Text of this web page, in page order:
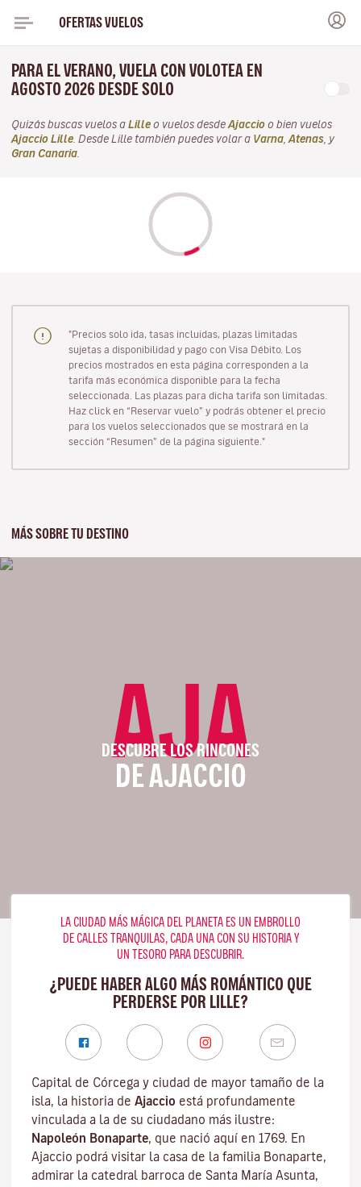
OFERTAS VUELOS
PARA EL VERANO, VUELA CON VOLOTEA EN
AGOSTO 2026 DESDE SOLO
Quizás buscas vuelos a Lille o vuelos desde Ajaccio o bien vuelos
Ajaccio Lille . Desde Lille también puedes volar a Varna Atenas , y
Gran Canaria
"Precios solo ida, tasas incluidas, plazas limitadas
sujetas a disponibilidad y pago con Visa Débito. Los
precios mostrados en esta página corresponden a la
tarifa más económica disponible para la fecha
seleccionada. Las plazas para dicha tarifa son limitadas.
Haz click en “Reservar vuelo” y podrás obtener el precio
para los vuelos seleccionados que se mostrará en la
sección “Resumen” de la página siguiente."
MÁS SOBRE TU DESTINO
AJA
DESCUBRE LOS RINCONES
DE AJACCIO
LA CIUDAD MÁS MÁGICA DEL PLANETA ES UN EMBROLLO
DE CALLES TRANQUILAS, CADA UNA CON SU HISTORIA Y
UN TESORO PARA DESCUBRIR.
¿PUEDE HABER ALGO MÁS ROMÁNTICO QUE
PERDERSE POR LILLE?
Capital de Córcega y ciudad de mayor tamaño de la
isla, la historia de Ajaccio está profundamente
vinculada a la de su ciudadano más ilustre:
Napoleón Bonaparte, que nació aquí en 1769. En
Ajaccio podrá visitar la casa de la familia Bonaparte,
admirar la catedral barroca de Santa María Asunta,